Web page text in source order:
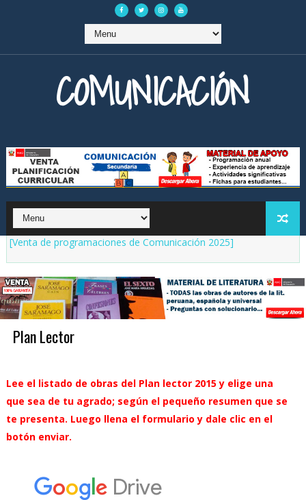
COMUNICACIÓN
[Venta de programaciones de Comunicación 2025]
Plan Lector
Lee el listado de obras del Plan lector 2015 y elige una
que sea de tu agrado; según el pequeño resumen que se
te presenta. Luego llena el formulario y dale clic en el
botón enviar.